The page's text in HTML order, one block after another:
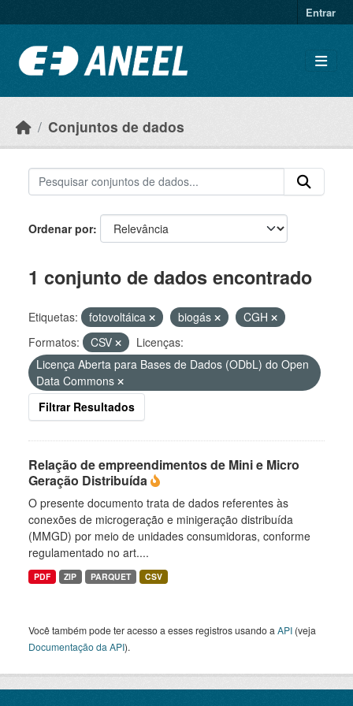
Entrar
Conjuntos de dados
Ordenar por
1 conjunto de dados encontrado
Etiquetas: fotovoltáica biogás
CGH
Formatos:
CSV
Licenças:
Licença Aberta para Bases de Dados (ODbL) do Open
Data Commons
Filtrar Resultados
Relação de empreendimentos de Mini e Micro
Geração Distribuída
O presente documento trata de dados referentes às
conexões de microgeração e minigeração distribuída
(MMGD) por meio de unidades consumidoras, conforme
regulamentado no art....
PDF ZIP PARQUET CSV
Você também pode ter acesso a esses registros usando a API (veja
Documentação da API).